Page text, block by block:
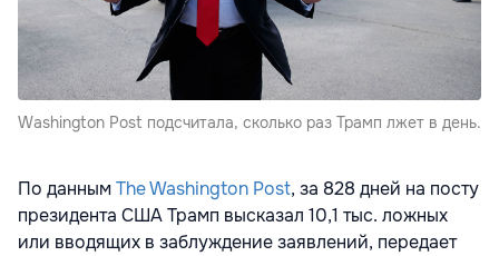
Washington Post подсчитала, сколько раз Трамп лжет в день.
По даннымThe Washington Post, за 828 дней на посту
президента США Трамп высказал 10,1 тыс. ложных
или вводящих в заблуждение заявлений, передает